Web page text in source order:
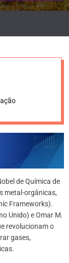
de Química de
metal-orgânicas,
Frameworks).
Unido) e Omar M.
revolucionam o
gases,